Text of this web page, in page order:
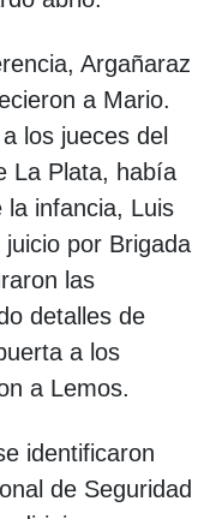
Argañaraz
a Mario.
los jueces del
La Plata, había
la infancia, Luis
por Brigada
las
detalles de
a los
a Lemos.
identificaron
de Seguridad